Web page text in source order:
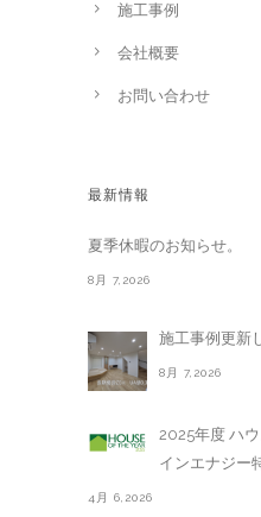
施工事例
会社概要
お問い合わせ
最新情報
夏季休暇のお知らせ。
8月 7,2026
施工事例更新
8月 7,2026
2025年度 ハ
インエナジー
4月 6,2026